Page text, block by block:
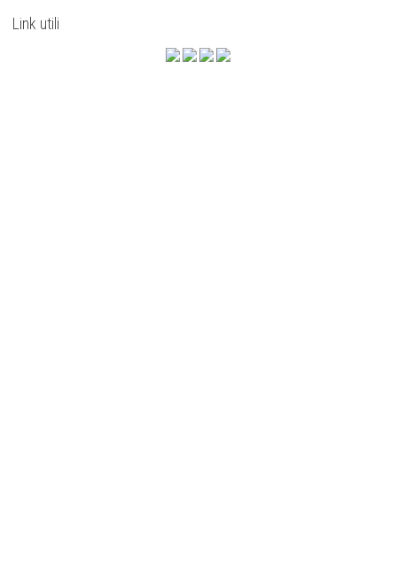
Link utili